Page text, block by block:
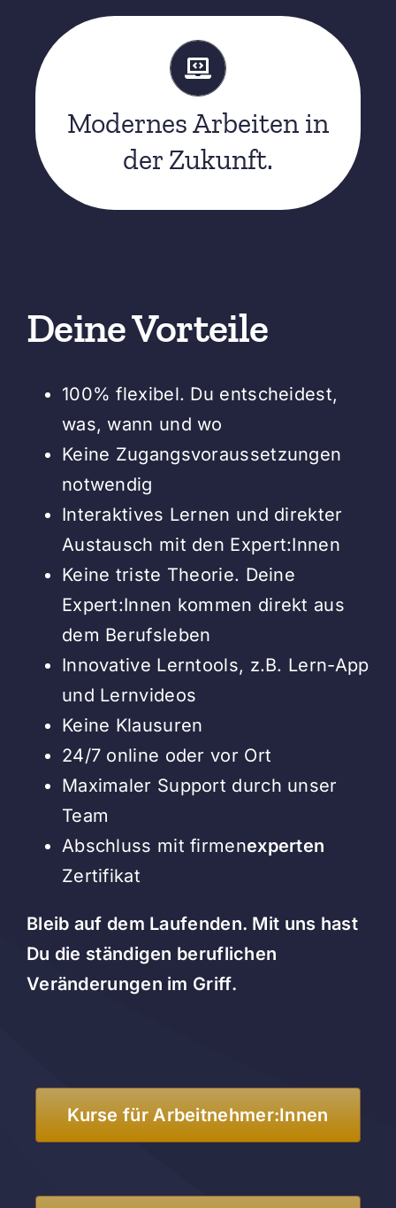
Modernes Arbeiten in
der Zukunft.
Jobs. Visionen. 2030
Wie sehen berufliche Chancen von morgen
aus?
Deine Vorteile
100% flexibel. Du entscheidest,
was, wann und wo
Keine Zugangsvoraussetzungen
notwendig
Interaktives Lernen und direkter
Austausch mit den Expert:Innen
Keine triste Theorie. Deine
Expert:Innen kommen direkt aus
dem Berufsleben
Innovative Lerntools, z.B. Lern-App
und Lernvideos
Keine Klausuren
24/7 online oder vor Ort
Maximaler Support durch unser
Team
Abschluss mit firmenexperten
Zertifikat
Bleib auf dem Laufenden. Mit uns hast
Du die ständigen beruflichen
Veränderungen im Griff.
Kurse für Arbeitnehmer:Innen